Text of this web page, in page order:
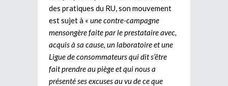
des pratiques du RU, son mouvement
est sujet à « une contre-campagne
mensongère faite par le prestataire avec,
acquis à sa cause, un laboratoire et une
Ligue de consommateursqui dit s’être
fait prendre au piège et qui nous a
présenté ses excuses au vu de ce que